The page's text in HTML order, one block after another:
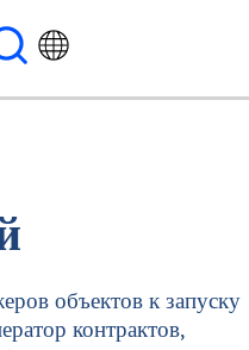
объектов к запуску
контрактов,